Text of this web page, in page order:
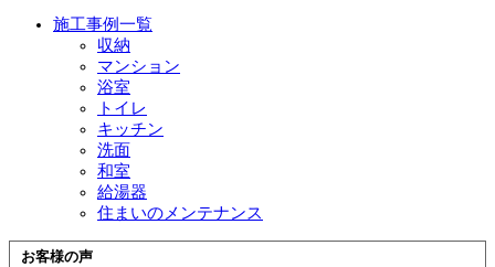
施工事例一覧
収納
マンション
浴室
トイレ
キッチン
洗面
和室
給湯器
住まいのメンテナンス
お客様の声